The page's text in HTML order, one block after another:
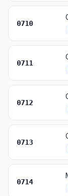
0710
0711
0712
0713
0714